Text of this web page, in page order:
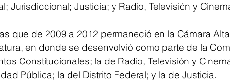
Jurisdiccional; Justicia; y Radio, Televisión y
que de 2009 a 2012 permaneció en la Cámara
en donde se desenvolvió como parte de la
Constitucionales; la de Radio, Televisión y
Pública; la del Distrito Federal; y la de Justicia.